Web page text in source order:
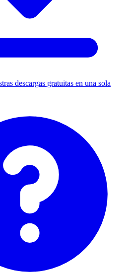
descargas gratuitas en una sola